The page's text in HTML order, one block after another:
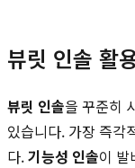
뷰릿 인솔 활
뷰릿 인솔을 꾸준히
있습니다. 가장 즉각
다.기능성 인솔이 발